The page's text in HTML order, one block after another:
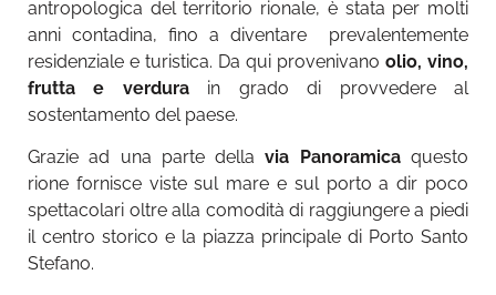
antropologica del territorio rionale, è stata per molti
anni contadina, fino a diventare
prevalentemente
residenziale e turistica. Da qui provenivano olio, vino,
frutta e verdurain grado di provvedere al
sostentamento del paese.
Grazie ad una parte dellavia Panoramicaquesto
rione fornisce viste sul mare e sul porto a dir poco
spettacolari oltre alla comodità di raggiungere a piedi
il centro storico e la piazza principale di Porto Santo
Stefano.